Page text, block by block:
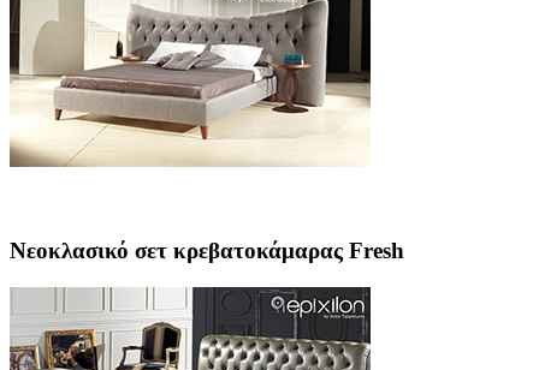
Νεοκλασικό σετ κρεβατοκάμαρας Fresh